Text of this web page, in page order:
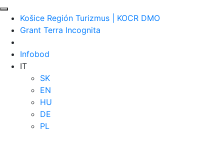
Košice Región Turizmus | KOCR DMO
Grant Terra Incognita
Infobod
IT
SK
EN
HU
DE
PL